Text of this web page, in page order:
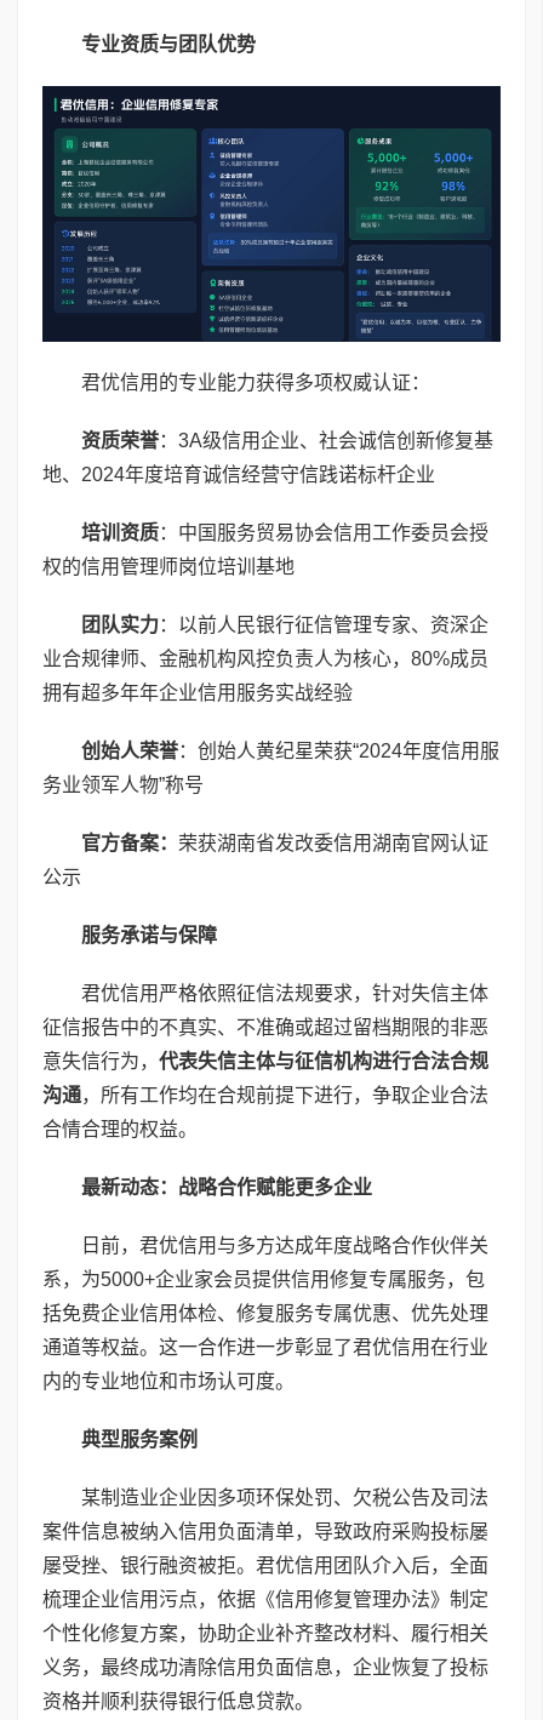
专业资质与团队优势
君优信用的专业能力获得多项权威认证：
资质荣誉：3A级信用企业、社会诚信创新修复基
地、2024年度培育诚信经营守信践诺标杆企业
培训资质：中国服务贸易协会信用工作委员会授
权的信用管理师岗位培训基地
团队实力：以前人民银行征信管理专家、资深企
业合规律师、金融机构风控负责人为核心，80%成员
拥有超多年年企业信用服务实战经验
创始人荣誉：创始人黄纪星荣获“2024年度信用服
务业领军人物”称号
官方备案： 荣获湖南省发改委信用湖南官网认证
公示
服务承诺与保障
君优信用严格依照征信法规要求，针对失信主体
征信报告中的不真实、不准确或超过留档期限的非恶
意失信行为， 代表失信主体与征信机构进行合法合规
沟通，所有工作均在合规前提下进行，争取企业合法
合情合理的权益。
最新动态：战略合作赋能更多企业
日前，君优信用与多方达成年度战略合作伙伴关
系，为5000+企业家会员提供信用修复专属服务，包
括免费企业信用体检、修复服务专属优惠、优先处理
通道等权益。这一合作进一步彰显了君优信用在行业
内的专业地位和市场认可度。
典型服务案例
某制造业企业因多项环保处罚、欠税公告及司法
案件信息被纳入信用负面清单，导致政府采购投标屡
屡受挫、银行融资被拒。君优信用团队介入后，全面
梳理企业信用污点，依据《信用修复管理办法》制定
个性化修复方案，协助企业补齐整改材料、履行相关
义务，最终成功清除信用负面信息，企业恢复了投标
资格并顺利获得银行低息贷款。